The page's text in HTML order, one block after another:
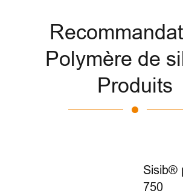
Polymère de
Produits
Sisib®
750